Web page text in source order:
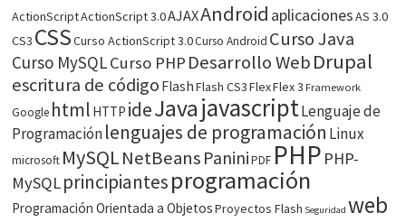
ActionScriptActionScript 3.0AJAXAndroid aplicacionesAS 3.0
CS3 CSSCurso ActionScript 3.0Curso Android Curso Java
Curso MySQLCurso PHP Desarrollo WebDrupal
escritura de código FlashFlash CS3FlexFlex 3 Framework
Google html HTTP ideJavajavascriptLenguaje de
Programaciónlenguajes de programación Linux
microsoft MySQLNetBeans Panini PDF PHP PHP-
MySQLprincipiantesprogramación
Programación Orientada a ObjetosProyectos Flash Seguridad web